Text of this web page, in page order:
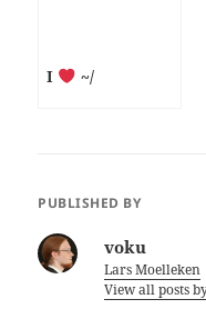
I ~/
PUBLISHED BY
voku
Lars Moelleken
View all posts